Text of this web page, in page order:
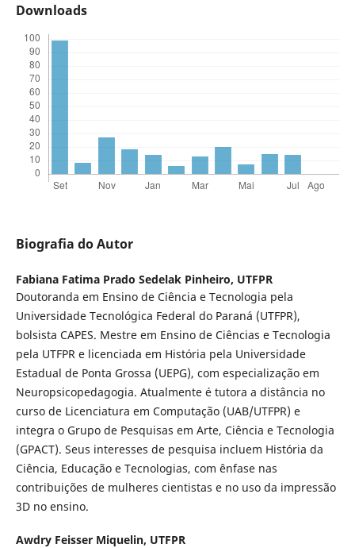
Downloads
Biografia do Autor
Fabiana Fatima Prado Sedelak Pinheiro, UTFPR
Doutoranda em Ensino de Ciência e Tecnologia pela
Universidade Tecnológica Federal do Paraná (UTFPR),
bolsista CAPES. Mestre em Ensino de Ciências e Tecnologia
pela UTFPR e licenciada em História pela Universidade
Estadual de Ponta Grossa (UEPG), com especialização em
Neuropsicopedagogia. Atualmente é tutora a distância no
curso de Licenciatura em Computação (UAB/UTFPR) e
integra o Grupo de Pesquisas em Arte, Ciência e Tecnologia
(GPACT). Seus interesses de pesquisa incluem História da
Ciência, Educação e Tecnologias, com ênfase nas
contribuições de mulheres cientistas e no uso da impressão
3D no ensino.
Awdry Feisser Miquelin, UTFPR